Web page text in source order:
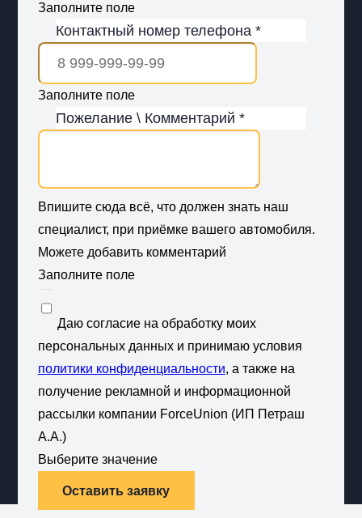
Заполните поле
Контактный номер телефона *
Заполните поле
Пожелание \ Комментарий *
Впишите сюда всё, что должен знать наш
специалист, при приёмке вашего автомобиля.
Можете добавить комментарий
Заполните поле
Даю согласие на обработку моих
персональных данных и принимаю условия
политики конфиденциальности, а также на
получение рекламной и информационной
рассылки компании ForceUnion (ИП Петраш
А.А.)
Выберите значение
Оставить заявку